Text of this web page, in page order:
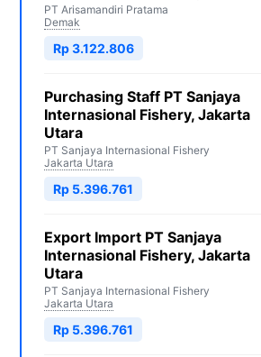
PT Arisamandiri Pratama
Demak
Rp 3.122.806
Purchasing Staff PT Sanjaya
Internasional Fishery, Jakarta
Utara
PT Sanjaya Internasional Fishery
Jakarta Utara
Rp 5.396.761
Export Import PT Sanjaya
Internasional Fishery, Jakarta
Utara
PT Sanjaya Internasional Fishery
Jakarta Utara
Rp 5.396.761